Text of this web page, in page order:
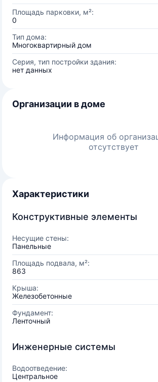
Площадь парковки, м²:
0
Тип дома:
Многоквартирный дом
Серия, тип постройки здания:
нет данных
Организации в доме
Информация об
отсутствует
Характеристики
Конструктивные элементы
Несущие стены:
Панельные
Площадь подвала, м²:
863
Крыша:
Железобетонные
Фундамент:
Ленточный
Инженерные системы
Водоотведение:
Центральное